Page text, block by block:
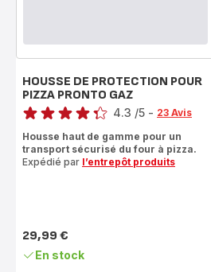
HOUSSE DE PROTECTION POUR
PIZZA PRONTO GAZ
Note
4.3 /5 - 23 Avis
Housse haut de gamme pour un
transport sécurisé du four à pizza.
Expédié par l’entrepôt produits
Prix
29,99 €
En stock